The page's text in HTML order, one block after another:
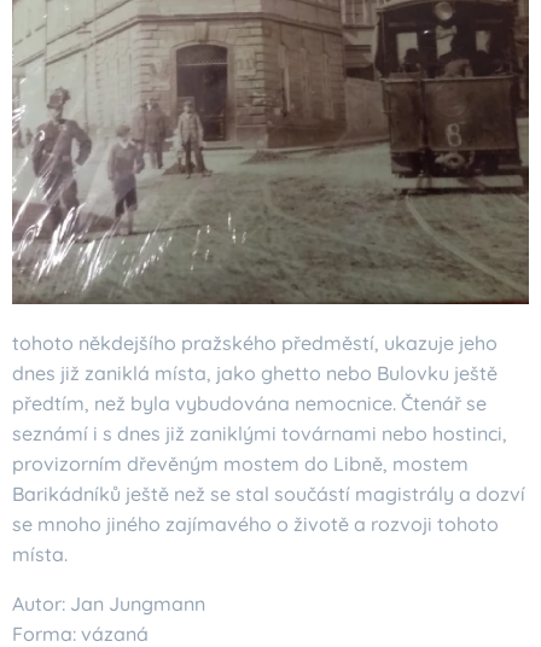
tohoto někdejšího pražského předměstí, ukazuje jeho
dnes již zaniklá místa, jako ghetto nebo Bulovku ještě
předtím, než byla vybudována nemocnice. Čtenář se
seznámí i s dnes již zaniklými továrnami nebo hostinci,
provizorním dřevěným mostem do Libně, mostem
Barikádníků ještě než se stal součástí magistrály a dozví
se mnoho jiného zajímavého o životě a rozvoji tohoto
místa.
Autor: Jan Jungmann
Forma: vázaná